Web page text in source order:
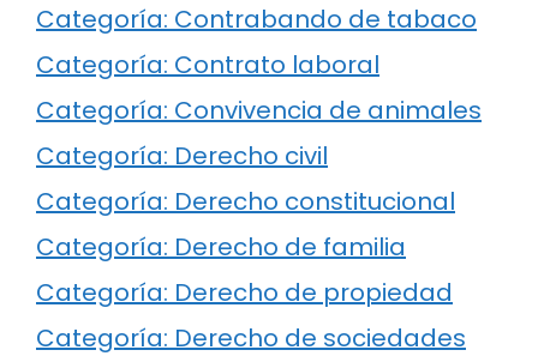
Categoría: Contrabando de tabaco
Categoría: Contrato laboral
Categoría: Convivencia de animales
Categoría: Derecho civil
Categoría: Derecho constitucional
Categoría: Derecho de familia
Categoría: Derecho de propiedad
Categoría: Derecho de sociedades